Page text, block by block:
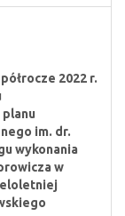
2022 r.
im. dr.
wykonania
w